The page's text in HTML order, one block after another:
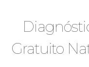
Gratuito